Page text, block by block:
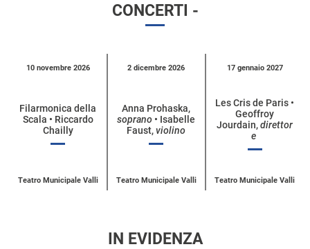
CONCERTI -
categoria
10 novembre 2026
Filarmonica della
Scala • Riccardo
Chailly
Teatro Municipale Valli
2 dicembre 2026
Anna Prohaska,
soprano • Isabelle
Faust,violino
Teatro Municipale Valli
17 gennaio 2027
Les Cris de Paris •
Geoffroy
Jourdain,direttor
e
Teatro Municipale Valli
IN EVIDENZA